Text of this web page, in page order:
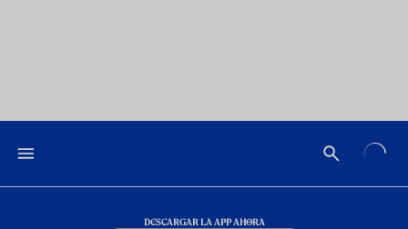
DESCARGAR LA APP AHORA